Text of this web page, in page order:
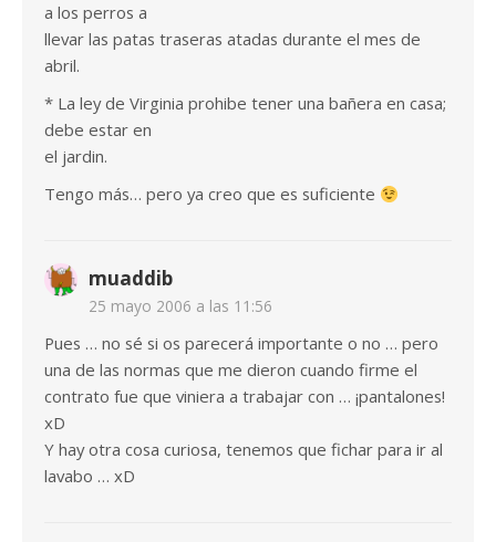
a los perros a
llevar las patas traseras atadas durante el mes de
abril.
* La ley de Virginia prohibe tener una bañera en casa;
debe estar en
el jardin.
Tengo más… pero ya creo que es suficiente
muaddib
25 mayo 2006 a las 11:56
Pues … no sé si os parecerá importante o no … pero
una de las normas que me dieron cuando firme el
contrato fue que viniera a trabajar con … ¡pantalones!
xD
Y hay otra cosa curiosa, tenemos que fichar para ir al
lavabo … xD